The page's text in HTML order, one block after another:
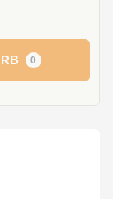
0